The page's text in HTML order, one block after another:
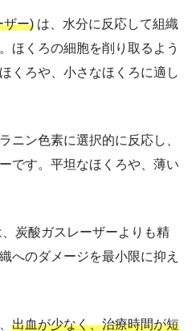
ザー) は、水分に反応して組織
ほくろの細胞を削り取るよう
くろや、小さなほくろに適し
ニン色素に選択的に反応し、
です。平坦なほくろや、薄い
、炭酸ガスレーザーよりも精
へのダメージを最小限に抑え
出血が少なく、治療時間が短